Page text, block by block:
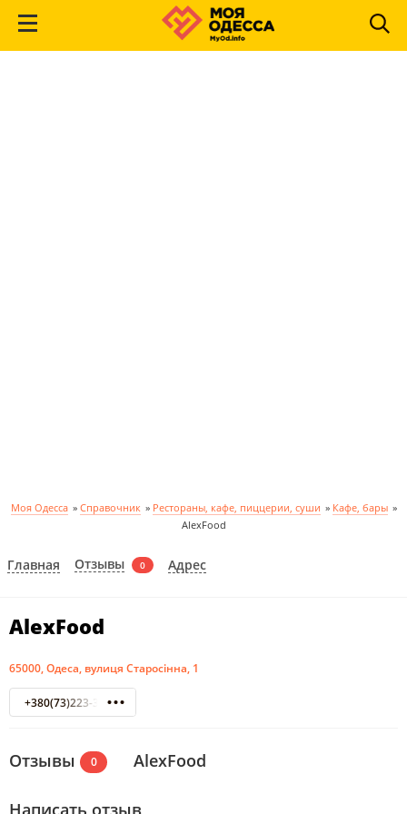
Моя Одесса » Справочник » Рестораны, кафе, пиццерии, суши » Кафе, бары »
AlexFood
Главная Отзывы 0 Адрес
AlexFood
65000, Одеса, вулиця Старосінна, 1
+380(73)223-32-23
Отзывы 0 AlexFood